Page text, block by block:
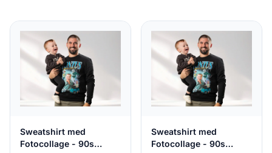
Sweatshirt med
Fotocollage - 90s
Sweatshirt med
Fotocollage - 90s